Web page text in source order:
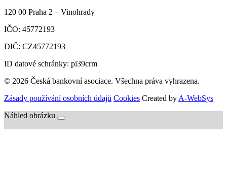
120 00 Praha 2 – Vinohrady
IČO: 45772193
DIČ: CZ45772193
ID datové schránky: pi39crm
© 2026 Česká bankovní asociace. Všechna práva vyhrazena.
Zásady používání osobních údajů Cookies Created by A-WebSys
Náhled obrázku